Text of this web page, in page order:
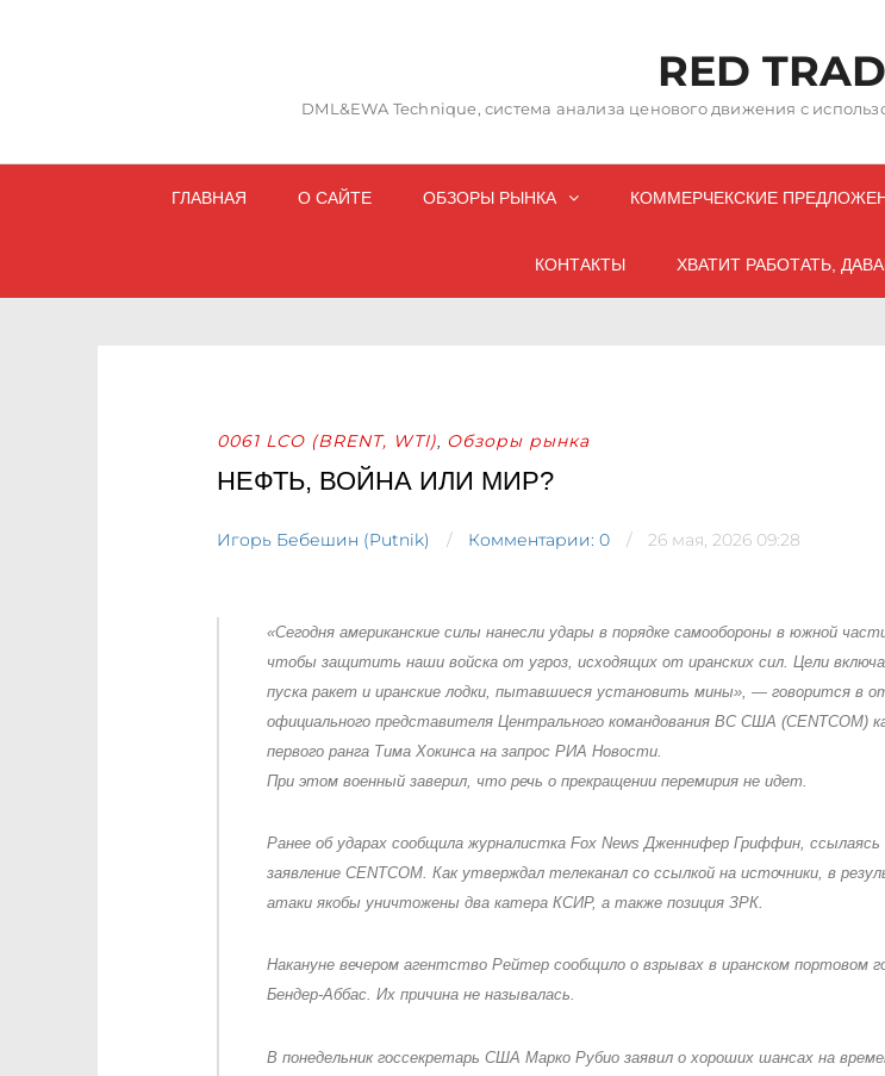
RED
DML&EWA Technique, система анализа ценового движения с
ГЛАВНАЯ О САЙТЕ ОБЗОРЫ РЫНКА КОММЕРЧЕКСКИЕ
КОНТАКТЫ ХВАТИТ РАБОТАТЬ,
0061 LCO (BRENT, WTI), Обзоры рынка
НЕФТЬ, ВОЙНА ИЛИ МИР?
Игорь Бебешин (Putnik) Комментарии: 0 26 мая, 2026 09:28
«Сегодня американские силы нанесли удары в порядке самообороны в южной
чтобы защитить наши войска от угроз, исходящих от иранских сил. Цели
пуска ракет и иранские лодки, пытавшиеся установить мины», — говорится в
официального представителя Центрального командования ВС США (CENTCOM)
первого ранга Тима Хокинса на запрос РИА Новости.
При этом военный заверил, что речь о прекращении перемирия не идет.
Ранее об ударах сообщила журналистка Fox News Дженнифер Гриффин, ссылаясь
заявление CENTCOM. Как утверждал телеканал со ссылкой на источники, в
атаки якобы уничтожены два катера КСИР, а также позиция ЗРК.
Накануне вечером агентство Рейтер сообщило о взрывах в иранском портовом
Бендер-Аббас. Их причина не называлась.
В понедельник госсекретарь США Марко Рубио заявил о хороших шансах на